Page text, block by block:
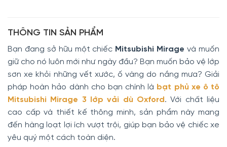
THÔNG TIN SẢN PHẨM
Bạn đang sở hữu một chiếc Mitsubishi Mirage và muốn
giữ cho nó luôn mới như ngày đầu? Bạn muốn bảo vệ lớp
sơn xe khỏi những vết xước, ố vàng do nắng mưa? Giải
pháp hoàn hảo dành cho bạn chính là bạt phủ xe ô tô
Mitsubishi Mirage 3 lớp vải dù Oxford . Với chất liệu
cao cấp và thiết kế thông minh, sản phẩm này mang
đến hàng loạt lợi ích vượt trội, giúp bạn bảo vệ chiếc xe
yêu quý một cách toàn diện.